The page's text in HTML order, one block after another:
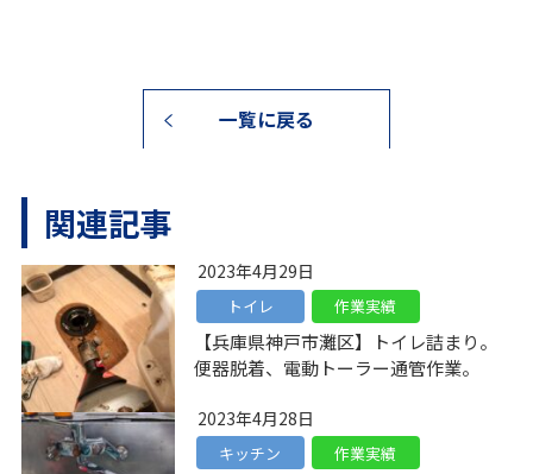
一覧に戻る
関連記事
2023年4月29日
トイレ 作業実績
【兵庫県神戸市灘区】トイレ詰まり。
便器脱着、電動トーラー通管作業。
2023年4月28日
キッチン 作業実績